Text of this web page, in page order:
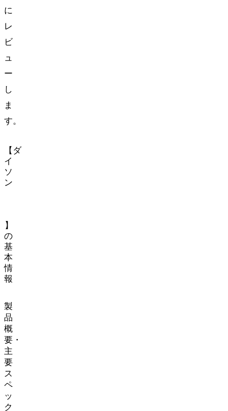
に
レ
ビ
ュ
ー
し
ま
す。
【ダ
イ
ソ
ン
HP09】
の
基
本
情
報
製
品
概
要・
主
要
ス
ペ
ッ
ク